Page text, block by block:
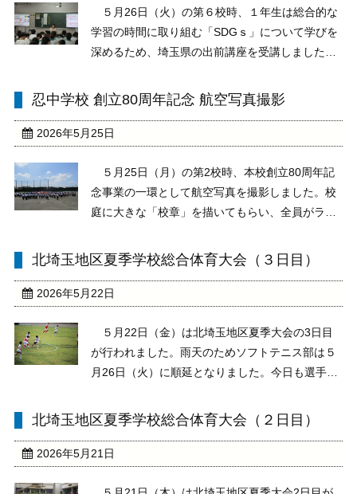
５月26日（火）の第６校時、１年生は総合的な
学習の時間に取り組む「SDGｓ」について学びを
深めるため、埼玉県の出前講座を受講しました。
方が来校し、SDGｓとは何か、なぜこれらを進め
て生徒に ...
忍中学校 創立80周年記念 航空写真撮影
2026年5月25日
５月25日（月）の第2校時、本校創立80周年記
念事業の一環として航空写真を撮影しました。校
庭に大きな「校章」を描いてもらい、全員がライ
した。上空からカメラ付きドローンで撮影しても
影していただ ...
北埼玉地区夏季学校総合体育大会（３日目）
2026年5月22日
５月22日（金）は北埼玉地区夏季大会の3日目
が行われました。雨天のためソフトテニス部は５
月26日（火）に順延となりました。今日も選手は
果、女子バスケットボール部（埼玉中と合同チー
県大会でのさら ...
北埼玉地区夏季学校総合体育大会（２日目）
2026年5月21日